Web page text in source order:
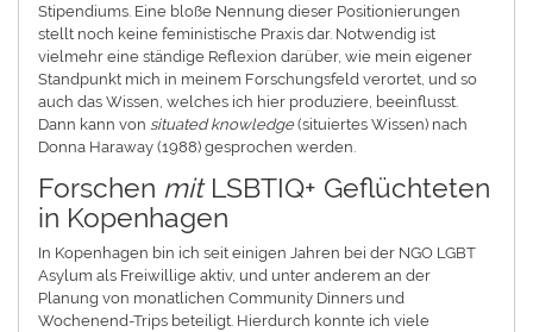
Stipendiums. Eine bloße Nennung dieser Positionierungen
stellt noch keine feministische Praxis dar. Notwendig ist
vielmehr eine ständige Reflexion darüber, wie mein eigener
Standpunkt mich in meinem Forschungsfeld verortet, und so
auch das Wissen, welches ich hier produziere, beeinflusst.
Dann kann vonsituated knowledge(situiertes Wissen) nach
Donna Haraway (1988) gesprochen werden.
Forschen mitLSBTIQ+ Geflüchteten
in Kopenhagen
In Kopenhagen bin ich seit einigen Jahren bei der NGO LGBT
Asylum als Freiwillige aktiv, und unter anderem an der
Planung von monatlichen Community Dinners und
Wochenend-Trips beteiligt. Hierdurch konnte ich viele